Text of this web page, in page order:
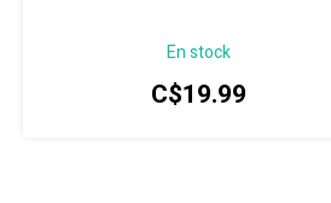
En stock
C$19.99